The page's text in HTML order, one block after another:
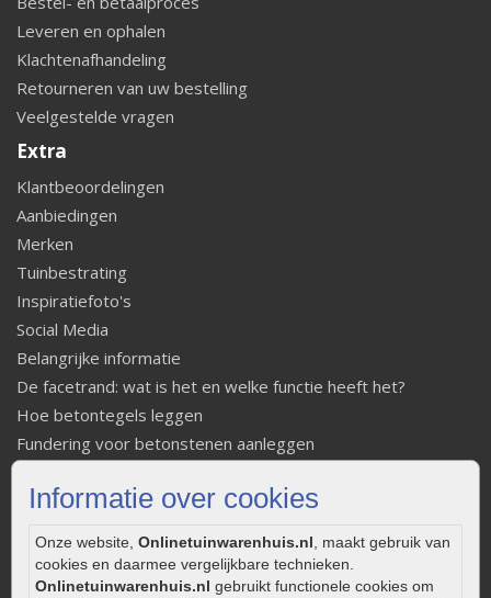
Informatie over cookies
Onze website, Onlinetuinwarenhuis.nl , maakt gebruik van
cookies en daarmee vergelijkbare technieken.
Onlinetuinwarenhuis.nl gebruikt functionele cookies om
Leveren en ophalen
Klachtenafhandeling
Retourneren van uw bestelling
Veelgestelde vragen
Extra
Klantbeoordelingen
Aanbiedingen
Merken
Tuinbestrating
Inspiratiefoto's
Social Media
Belangrijke informatie
De facetrand: wat is het en welke functie heeft het?
Hoe betontegels leggen
Fundering voor betonstenen aanleggen
Strakke tuin inrichten
Onderhoud van gebakken bestrating
Aanlegtips voor gebakken bestrating